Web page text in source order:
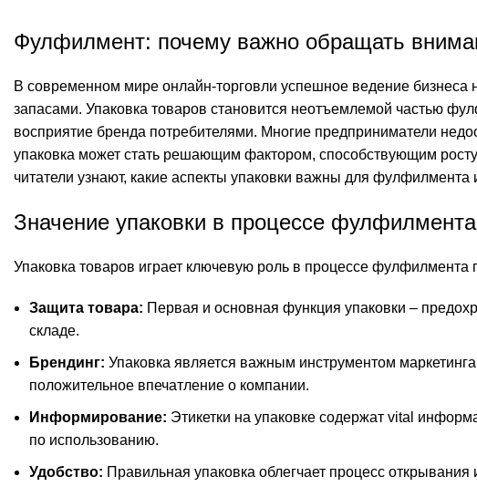
Фулфилмент: почему важно обращать
В современном мире онлайн-торговли успешное ведение бизнеса
запасами. Упаковка товаров становится неотъемлемой частью
восприятие бренда потребителями. Многие предприниматели
упаковка может стать решающим фактором, способствующим
читатели узнают, какие аспекты упаковки важны для фулфилмента
Значение упаковки в процессе фулфилмента
Упаковка товаров играет ключевую роль в процессе фулфилмента
Защита товара: Первая и основная функция упаковки –
складе.
Брендинг: Упаковка является важным инструментом
положительное впечатление о компании.
Информирование: Этикетки на упаковке содержат vital
по использованию.
Удобство: Правильная упаковка облегчает процесс